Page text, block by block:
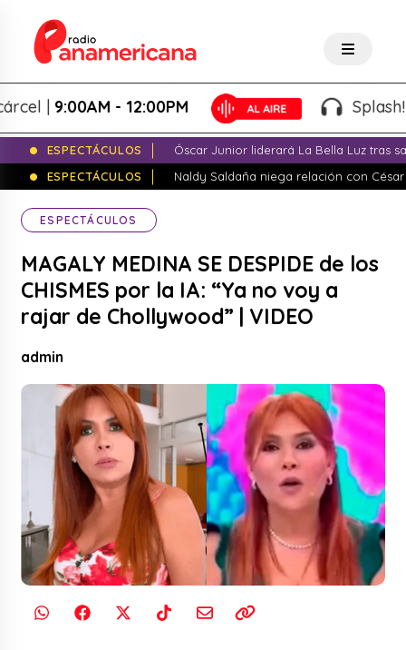
9:00AM - 12:00PM Splash! -
ESPECTÁCULOS
Óscar Junior liderará La Bella Luz tras
ESPECTÁCULOS
Naldy Saldaña niega relación con
ESPECTÁCULOS
MAGALY MEDINA SE DESPIDE de los
CHISMES por la IA: “Ya no voy a
rajar de Chollywood” | VIDEO
admin